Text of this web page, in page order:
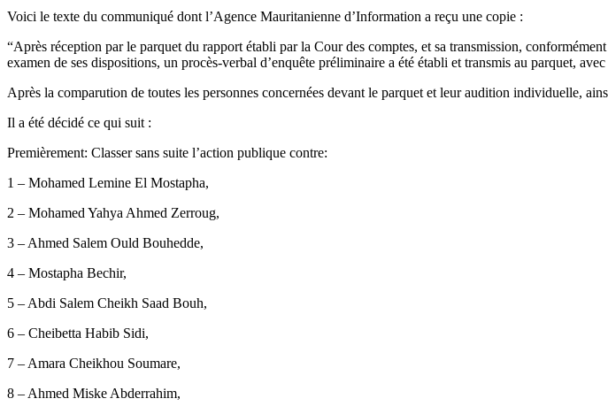
Voici le texte du communiqué dont l’Agence Mauritanienne d’Information a reçu une copie :
“Après réception par le parquet du rapport établi par la Cour des comptes, et sa transmission,
examen de ses dispositions, un procès-verbal d’enquête préliminaire a été établi et transmis au parquet,
Après la comparution de toutes les personnes concernées devant le parquet et leur audition individuelle,
Il a été décidé ce qui suit :
Premièrement: Classer sans suite l’action publique contre:
1 – Mohamed Lemine El Mostapha,
2 – Mohamed Yahya Ahmed Zerroug,
3 – Ahmed Salem Ould Bouhedde,
4 – Mostapha Bechir,
5 – Abdi Salem Cheikh Saad Bouh,
6 – Cheibetta Habib Sidi,
7 – Amara Cheikhou Soumare,
8 – Ahmed Miske Abderrahim,